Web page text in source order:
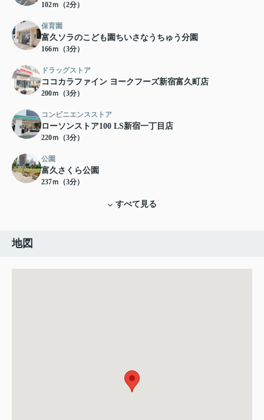
102ｍ（2分）
保育園
富久ソラのこども園ちいさなうちゅう分園
166ｍ（3分）
ドラッグストア
ココカラファイン ヨークフーズ新宿富久町店
200ｍ（3分）
コンビニエンスストア
ローソンストア100 LS新宿一丁目店
220ｍ（3分）
公園
富久さくら公園
237ｍ（3分）
すべて見る
地図